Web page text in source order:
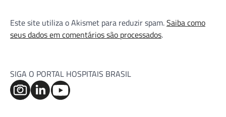
Este site utiliza o Akismet para reduzir spam.Saiba como
seus dados em comentários são processados.
SIGA O PORTAL HOSPITAIS BRASIL